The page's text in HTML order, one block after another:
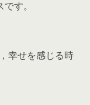
す。
幸せを感じる時